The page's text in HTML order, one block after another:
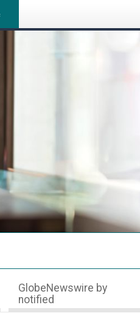
GlobeNewswire by
notified